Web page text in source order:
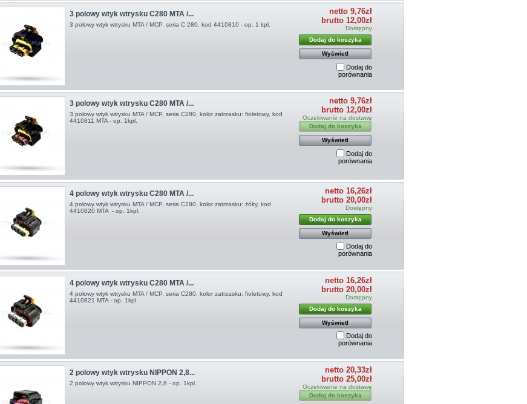
3 polowy wtyk wtrysku C280 MTA /...
3 polowy wtyk wtrysku MTA / MCP, seria C 280, kod 4410810 - op. 1 kpl.
netto 9,76zł
brutto 12,00zł
Dostępny
Dodaj do koszyka
Wyświetl
Dodaj do
porównania
3 polowy wtyk wtrysku C280 MTA /...
3 polowy wtyk wtrysku MTA / MCP, seria C280, kolor zatrzasku: fioletowy, kod
4410811 MTA - op. 1kpl.
netto 9,76zł
brutto 12,00zł
Oczekiwanie na dostawę
Dodaj do koszyka
Wyświetl
Dodaj do
porównania
4 polowy wtyk wtrysku C280 MTA /...
4 polowy wtyk wtrysku MTA / MCP, seria C280, kolor zatrzasku: żółty, kod
4410820 MTA - op. 1kpl.
netto 16,26zł
brutto 20,00zł
Dostępny
Dodaj do koszyka
Wyświetl
Dodaj do
porównania
4 polowy wtyk wtrysku C280 MTA /...
4 polowy wtyk wtrysku MTA / MCP, seria C280, kolor zatrzasku: fioletowy, kod
4410821 MTA - op. 1kpl.
netto 16,26zł
brutto 20,00zł
Dostępny
Dodaj do koszyka
Wyświetl
Dodaj do
porównania
2 polowy wtyk wtrysku NIPPON 2,8...
2 polowy wtyk wtrysku NIPPON 2,8 - op. 1kpl.
netto 20,33zł
brutto 25,00zł
Oczekiwanie na dostawę
Dodaj do koszyka